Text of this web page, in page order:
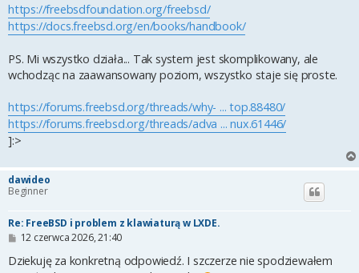
https://freebsdfoundation.org/freebsd/
https://docs.freebsd.org/en/books/handbook/
PS. Mi wszystko działa... Tak system jest skomplikowany, ale
wchodząc na zaawansowany poziom, wszystko staje się proste.
https://forums.freebsd.org/threads/why- ... top.88480/
https://forums.freebsd.org/threads/adva ... nux.61446/
]:>
dawideo
Beginner
Re: FreeBSD i problem z klawiaturą w LXDE.
P
s
12 czerwca 2026, 21:40
Dziekuję za konkretną odpowiedź. I szczerze nie spodziewałem